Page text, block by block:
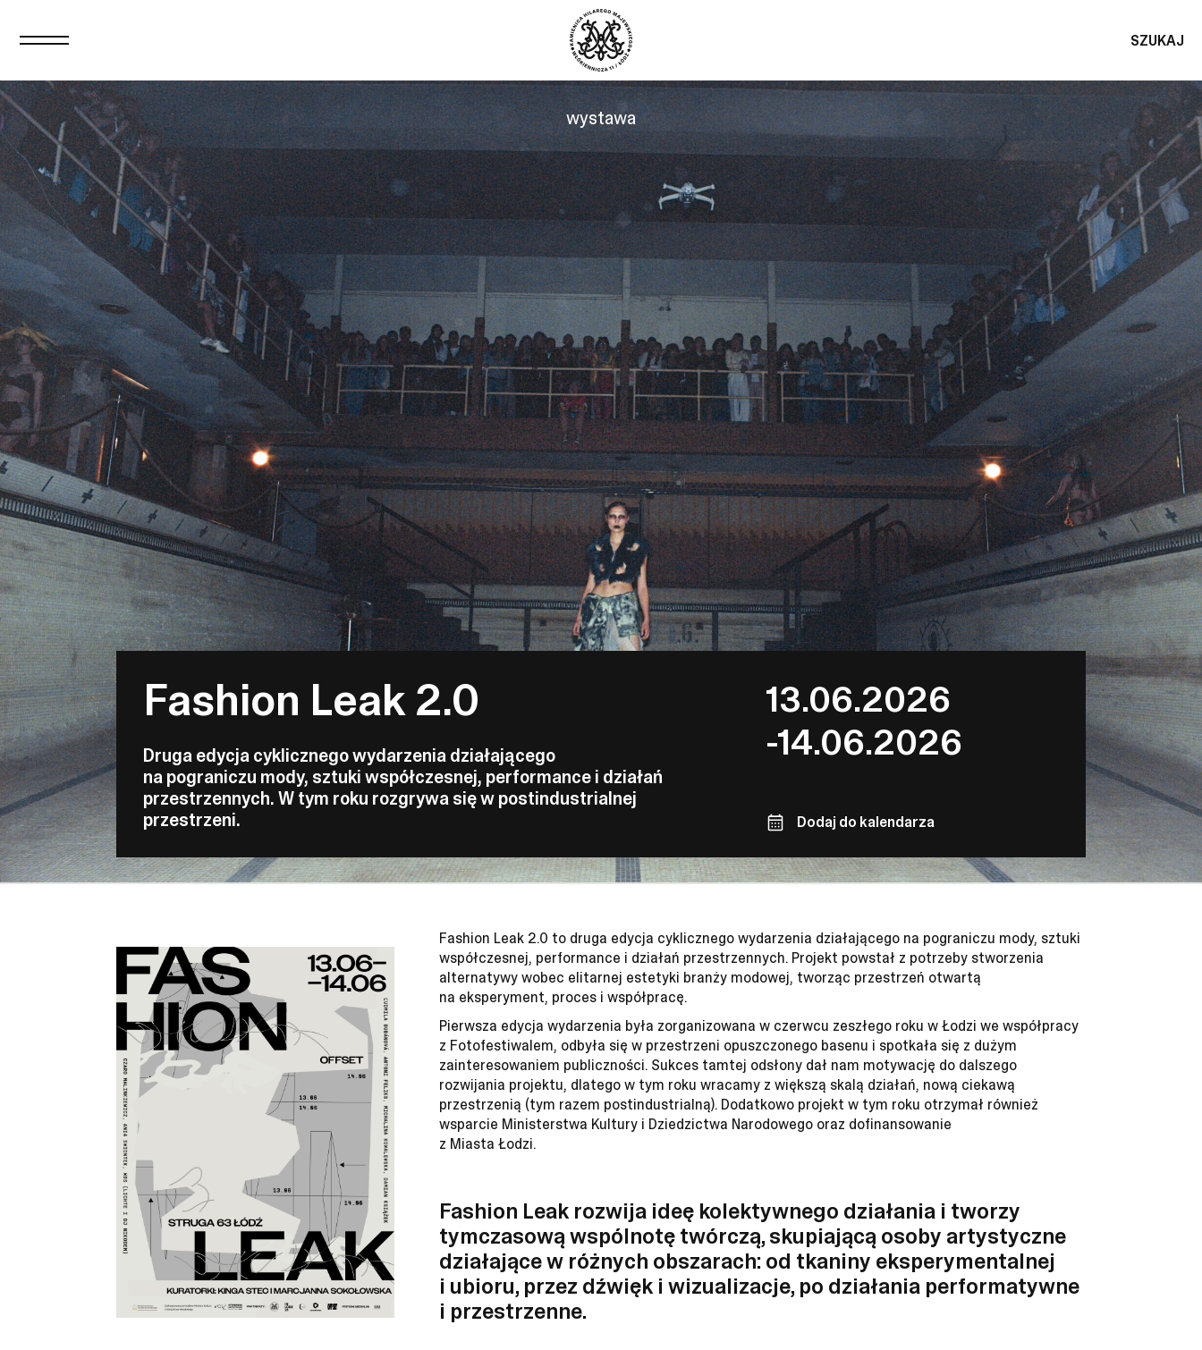
SZUKAJ
wystawa
Fashion Leak 2.0
Druga edycja cyklicznego wydarzenia działającego
na pograniczu mody, sztuki współczesnej, performance i działań
przestrzennych. W tym roku rozgrywa się w postindustrialnej
przestrzeni.
13.06.2026
-14.06.2026
Dodaj do kalendarza
Fashion Leak 2.0 to druga edycja cyklicznego wydarzenia działającego na pograniczu mody, sztuki
współczesnej, performance i działań przestrzennych. Projekt powstał z potrzeby stworzenia
alternatywy wobec elitarnej estetyki branży modowej, tworząc przestrzeń otwartą
na eksperyment, proces i współpracę.
Pierwsza edycja wydarzenia była zorganizowana w czerwcu zeszłego roku w Łodzi we współpracy
z Fotofestiwalem, odbyła się w przestrzeni opuszczonego basenu i spotkała się z dużym
zainteresowaniem publiczności. Sukces tamtej odsłony dał nam motywację do dalszego
rozwijania projektu, dlatego w tym roku wracamy z większą skalą działań, nową ciekawą
przestrzenią (tym razem postindustrialną). Dodatkowo projekt w tym roku otrzymał również
wsparcie Ministerstwa Kultury i Dziedzictwa Narodowego oraz dofinansowanie
z Miasta Łodzi.
Fashion Leak rozwija ideę kolektywnego działania i tworzy
tymczasową wspólnotę twórczą, skupiającą osoby artystyczne
działające w różnych obszarach: od tkaniny eksperymentalnej
i ubioru, przez dźwięk i wizualizacje, po działania performatywne
i przestrzenne.